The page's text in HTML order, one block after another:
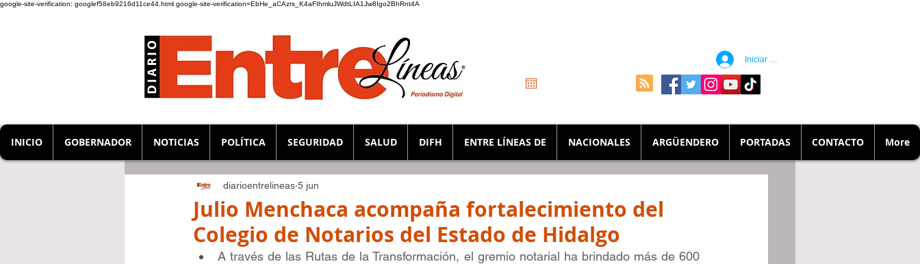
google-site-verification: googlef58eb9216d11ce44.html google-site-verification=EbHe_aCAzrs_K4aFIhmluJWdtLIA1Jw8Igo2BhRnt4A
Iniciar sesión
INICIO GOBERNADOR NOTICIAS POLÍTICA SEGURIDAD SALUD DIFH ENTRE LÍNEAS DE NACIONALES ARGÜENDERO PORTADAS CONTACTO More
Julio Menchaca acompaña fortalecimiento del
Colegio de Notarios del Estado de Hidalgo
diarioentrelineas 5 jun
A través de las Rutas de la Transformación, el gremio notarial ha brindado más de 600